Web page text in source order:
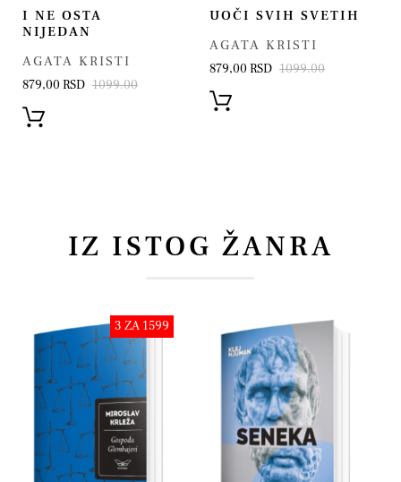
I NE OSTA
NIJEDAN
AGATA KRISTI
879,00 RSD 1099.00
UOČI SVIH SVETIH
AGATA KRISTI
879,00 RSD 1099.00
IZ ISTOG ŽANRA
3 ZA 1599